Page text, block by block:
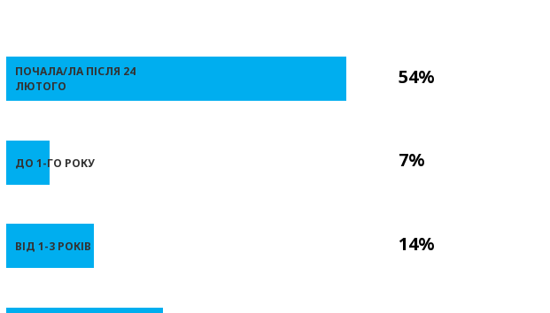
54%
7%
14%
ПОЧАЛА/ЛА ПІСЛЯ 24
ЛЮТОГО
ДО 1-ГО РОКУ
ВІД 1-3 РОКІВ